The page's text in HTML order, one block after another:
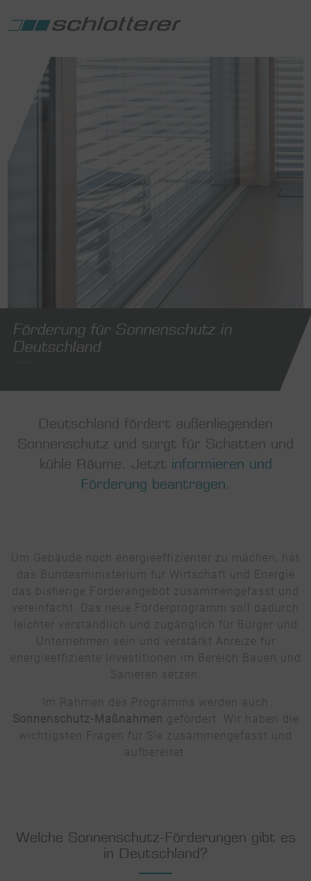
Förderung für Sonnenschutz in
Deutschland
Deutschland fördert außenliegenden
Sonnenschutz und sorgt für Schatten und
kühle Räume. Jetzt informieren und
Förderung beantragen.
Um Gebäude noch energieeffizienter zu machen, hat
das Bundesministerium für Wirtschaft und Energie
das bisherige Förderangebot zusammengefasst und
vereinfacht. Das neue Förderprogramm soll dadurch
leichter verständlich und zugänglich für Bürger und
Unternehmen sein und verstärkt Anreize für
energieeffiziente Investitionen im Bereich Bauen und
Sanieren setzen.
Im Rahmen des Programms werden auch
Sonnenschutz-Maßnahmen gefördert. Wir haben die
wichtigsten Fragen für Sie zusammengefasst und
aufbereitet:
Welche Sonnenschutz-Förderungen gibt es
in Deutschland?